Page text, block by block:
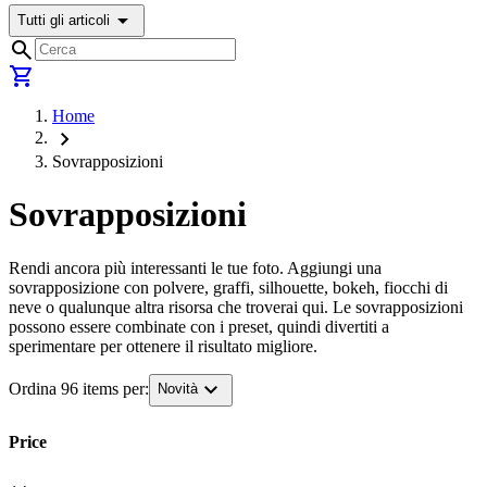
Tutti gli articoli arrow_drop_down
search
shopping_cart
Home
chevron_right
Sovrapposizioni
Sovrapposizioni
Rendi ancora più interessanti le tue foto. Aggiungi una
sovrapposizione con polvere, graffi, silhouette, bokeh, fiocchi di
neve o qualunque altra risorsa che troverai qui. Le sovrapposizioni
possono essere combinate con i preset, quindi divertiti a
sperimentare per ottenere il risultato migliore.
Ordina 96 items per: Novitàexpand_more
Price